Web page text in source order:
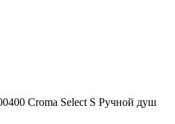
Croma Select S Ручной душ